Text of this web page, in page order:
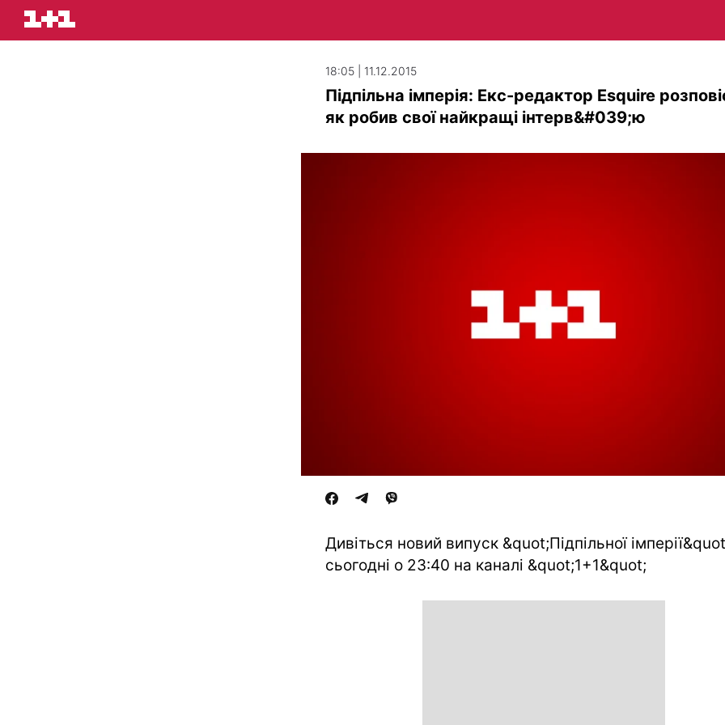
18:05 | 11.12.2015
Підпільна імперія: Екс-редактор Esquire
як робив свої найкращі інтерв&#039;ю
Дивіться новий випуск &quot;Підпільної
сьогодні о 23:40 на каналі &quot;1+1&quot;